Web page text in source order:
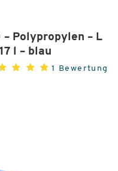
Polypropylen – L
l – blau
1 Bewertung